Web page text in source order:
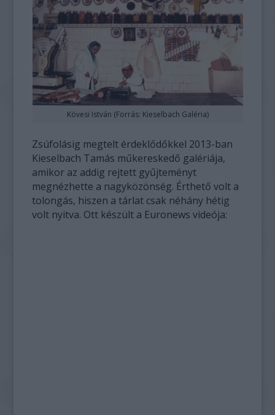
Kövesi István (Forrás: Kieselbach Galéria)
Zsúfolásig megtelt érdeklődőkkel 2013-ban
Kieselbach Tamás műkereskedő galériája,
amikor az addig rejtett gyűjteményt
megnézhette a nagyközönség. Érthető volt a
tolongás, hiszen a tárlat csak néhány hétig
volt nyitva. Ott készült a Euronews videója: